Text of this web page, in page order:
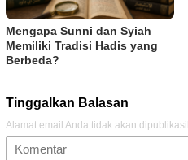
Mengapa Sunni dan Syiah
Memiliki Tradisi Hadis yang
Berbeda?
Tinggalkan Balasan
Alamat email Anda tidak akan